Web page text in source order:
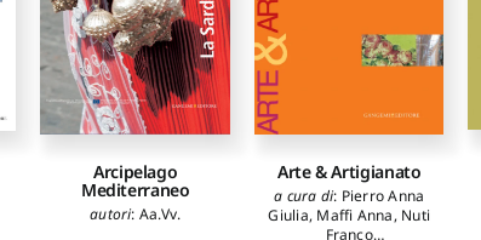
Arcipelago
Mediterraneo
autori: Aa.Vv.
Arte & Artigianato
a cura di: Pierro Anna
Giulia, Maffi Anna, Nuti
Franco